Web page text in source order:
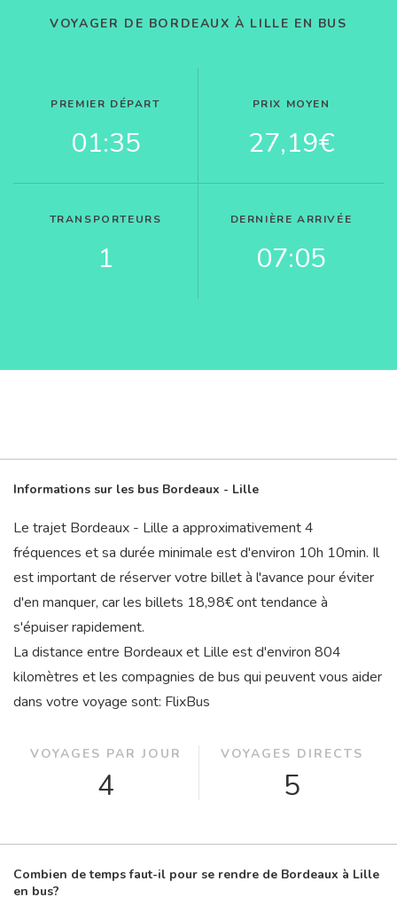
VOYAGER DE BORDEAUX À LILLE EN BUS
PREMIER DÉPART
01:35
PRIX MOYEN
27,19€
TRANSPORTEURS
1
DERNIÈRE ARRIVÉE
07:05
Informations sur les bus Bordeaux - Lille
Le trajet Bordeaux - Lille a approximativement 4
fréquences et sa durée minimale est d'environ 10h 10min. Il
est important de réserver votre billet à l'avance pour éviter
d'en manquer, car les billets 18,98€ ont tendance à
s'épuiser rapidement.
La distance entre Bordeaux et Lille est d'environ 804
kilomètres et les compagnies de bus qui peuvent vous aider
dans votre voyage sont: FlixBus
VOYAGES PAR JOUR
4
VOYAGES DIRECTS
5
Combien de temps faut-il pour se rendre de Bordeaux à Lille
en bus?